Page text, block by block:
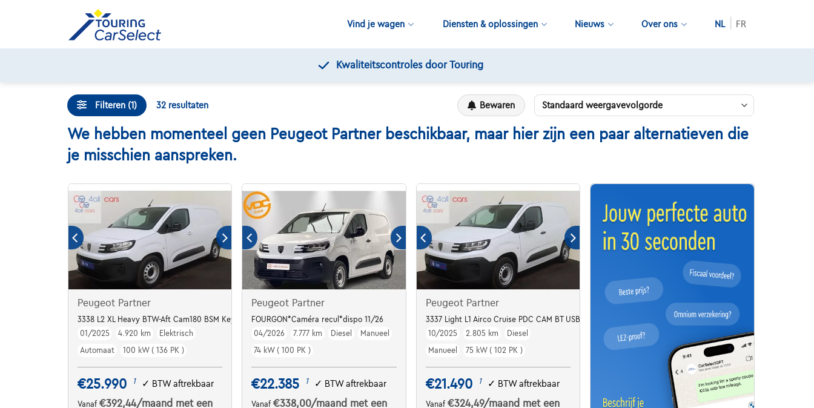
Vind je wagen Diensten & oplossingen Nieuws Over ons NL FR
Kwaliteitscontroles door Touring
Filteren (1) 32 resultaten Bewaren
We hebben momenteel geen Peugeot Partner beschikbaar, maar hier zijn een paar alternatieven die
je misschien aanspreken.
Peugeot Partner
3338 L2 XL Heavy BTW-Aft Cam180 BSM Keyless CP 50kWh 136pk Aut
01/2025
4.920 km
Elektrisch
Automaat
100 kW ( 136 PK )
€25.990 1 ✓ BTW aftrekbaar
Vanaf €392,44/maand met een
Peugeot Partner
FOURGON*Caméra recul*dispo 11/26
04/2026
7.777 km Diesel
Manueel
74 kW ( 100 PK )
€22.385 1 ✓ BTW aftrekbaar
Vanaf€338,00/maand met een
Peugeot Partner
3337 Light L1 Airco Cruise PDC CAM BT USB 650Kg 1.5BlueHDi S&S
10/2025
2.805 km
Diesel
Manueel
75 kW ( 102 PK )
€21.490 1 ✓ BTW aftrekbaar
Vanaf €324,49/maand met een